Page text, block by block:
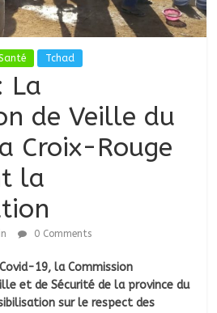
Tchad
La
de Veille du
Croix-Rouge
la
0 Comments
19, la Commission
et de Sécurité de la province du
sur le respect des